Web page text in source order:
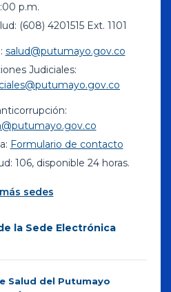
p.m.
(608) 4201515 Ext. 1101
salud@putumayo.gov.co
Judiciales:
Formulario de contacto
106, disponible 24 horas.
sedes
la Sede Electrónica
Salud del Putumayo